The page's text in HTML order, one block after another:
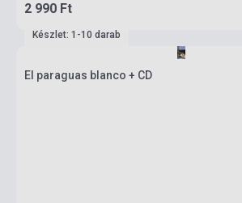
2 990 Ft
Készlet: 1-10 darab
El paraguas blanco + CD